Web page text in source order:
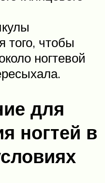
того, чтобы
ногтевой
для
ногтей в